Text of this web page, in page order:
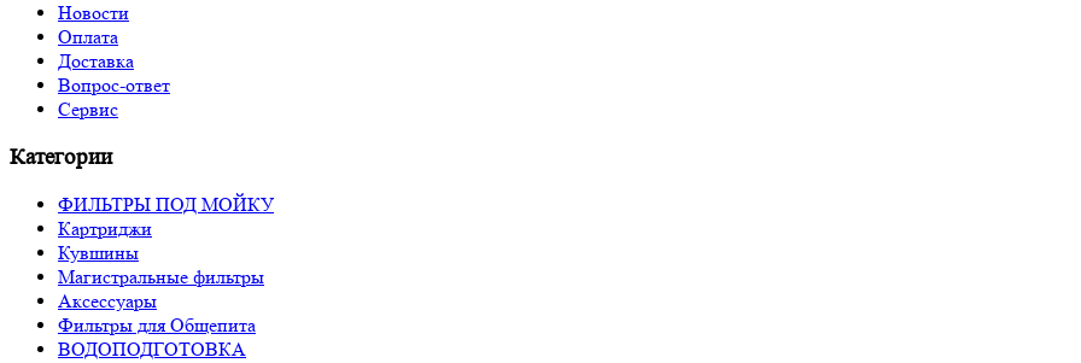
Новости
Оплата
Доставка
Вопрос-ответ
Сервис
Категории
ФИЛЬТРЫ ПОД МОЙКУ
Картриджи
Кувшины
Магистральные фильтры
Аксессуары
Фильтры для Общепита
ВОДОПОДГОТОВКА